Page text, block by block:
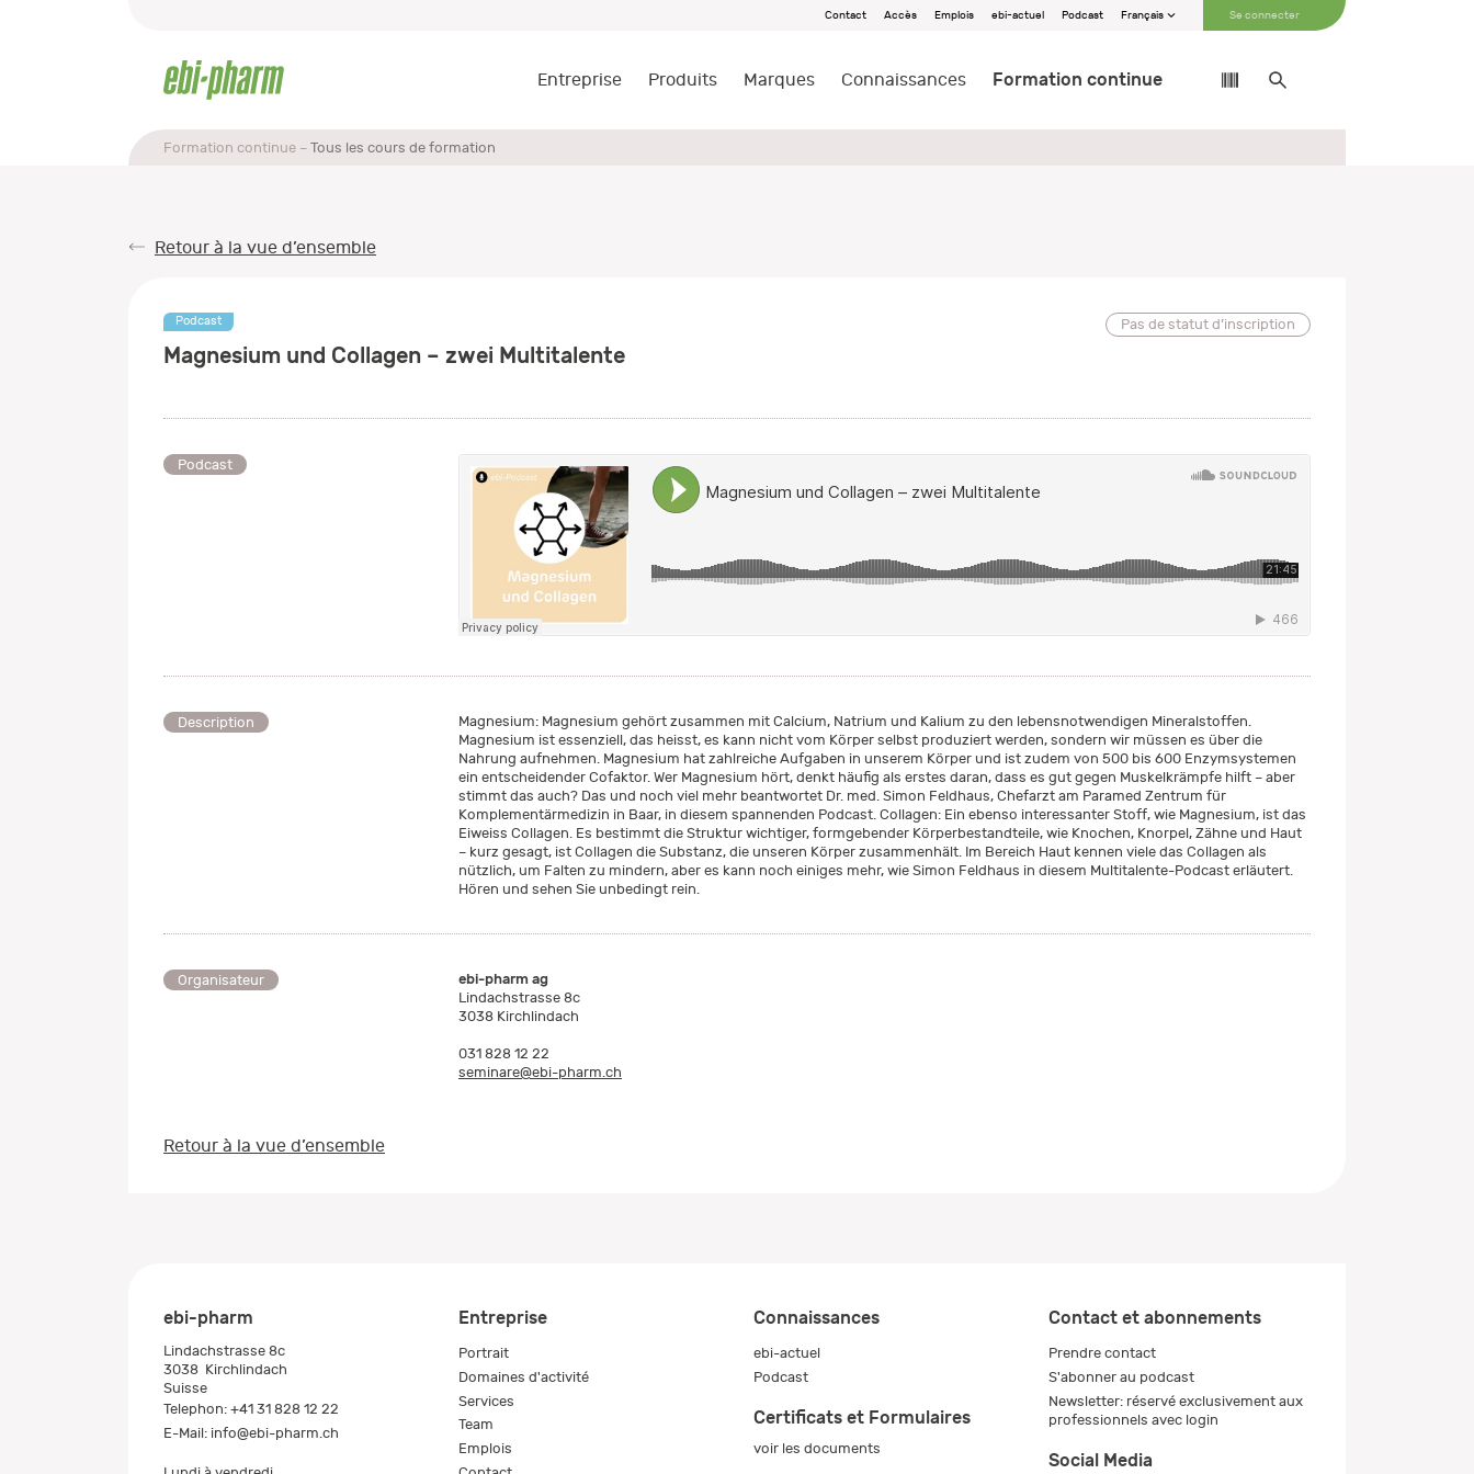
Contact Accès Emplois ebi-actuel Podcast Français Se connecter
Entreprise Produits Marques Connaissances Formation continue
Formation continue Tous les cours de formation
Retour à la vue d’ensemble
Podcast Pas de statut d’inscription
Magnesium und Collagen – zwei Multitalente
Podcast
Description
Magnesium: Magnesium gehört zusammen mit Calcium, Natrium und Kalium zu den lebensnotwendigen Mineralstoffen.
Magnesium ist essenziell, das heisst, es kann nicht vom Körper selbst produziert werden, sondern wir müssen es über die
Nahrung aufnehmen. Magnesium hat zahlreiche Aufgaben in unserem Körper und ist zudem von 500 bis 600 Enzymsystemen
ein entscheidender Cofaktor. Wer Magnesium hört, denkt häufig als erstes daran, dass es gut gegen Muskelkrämpfe hilft – aber
stimmt das auch? Das und noch viel mehr beantwortet Dr. med. Simon Feldhaus, Chefarzt am Paramed Zentrum für
Komplementärmedizin in Baar, in diesem spannenden Podcast. Collagen: Ein ebenso interessanter Stoff, wie Magnesium, ist das
Eiweiss Collagen. Es bestimmt die Struktur wichtiger, formgebender Körperbestandteile, wie Knochen, Knorpel, Zähne und Haut
– kurz gesagt, ist Collagen die Substanz, die unseren Körper zusammenhält. Im Bereich Haut kennen viele das Collagen als
nützlich, um Falten zu mindern, aber es kann noch einiges mehr, wie Simon Feldhaus in diesem Multitalente-Podcast erläutert.
Hören und sehen Sie unbedingt rein.
Organisateur
ebi-pharm ag
Lindachstrasse 8c
3038 Kirchlindach
031 828 12 22
seminare@ebi-pharm.ch
Retour à la vue d’ensemble
ebi-pharm
Lindachstrasse 8c
3038 Kirchlindach
Suisse
Telephon: +41 31 828 12 22
E-Mail: info@ebi-pharm.ch
Entreprise
Portrait
Domaines d'activité
Services
Team
Emplois
Connaissances
ebi-actuel
Podcast
Certificats et Formulaires
voir les documents
Contact et abonnements
Prendre contact
S'abonner au podcast
Newsletter: réservé exclusivement aux
professionnels avec login
Social Media